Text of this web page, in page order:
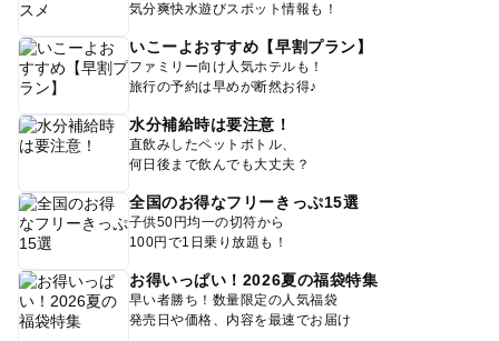
気分爽快水遊びスポット情報も！
いこーよおすすめ【早割プラン】
ファミリー向け人気ホテルも！
旅行の予約は早めが断然お得♪
水分補給時は要注意！
直飲みしたペットボトル、
何日後まで飲んでも大丈夫？
全国のお得なフリーきっぷ15選
子供50円均一の切符から
100円で1日乗り放題も！
お得いっぱい！2026夏の福袋特集
早い者勝ち！数量限定の人気福袋
発売日や価格、内容を最速でお届け